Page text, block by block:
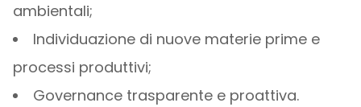
ambientali;
Individuazione di nuove materie prime e
processi produttivi;
Governance trasparente e proattiva.